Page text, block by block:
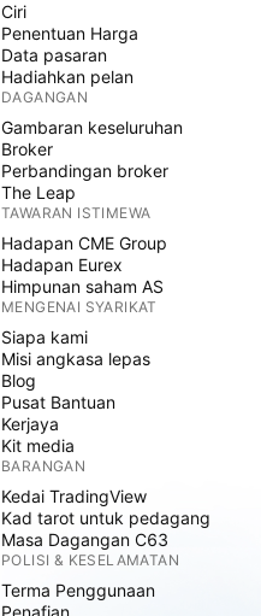
Ciri
Penentuan Harga
Data pasaran
Hadiahkan pelan
DAGANGAN
Gambaran keseluruhan
Broker
Perbandingan broker
The Leap
TAWARAN ISTIMEWA
Hadapan CME Group
Hadapan Eurex
Himpunan saham AS
MENGENAI SYARIKAT
Siapa kami
Misi angkasa lepas
Blog
Pusat Bantuan
Kerjaya
Kit media
BARANGAN
Kedai TradingView
Kad tarot untuk pedagang
Masa Dagangan C63
POLISI & KESELAMATAN
Terma Penggunaan
Penafian